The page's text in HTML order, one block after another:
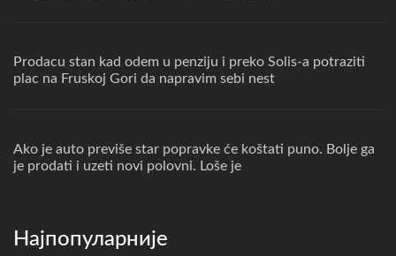
Prodacu stan kad odem u penziju i preko Solis-a potraziti
plac na Fruskoj Gori da napravim sebi nest
Ako je auto previše star popravke će koštati puno. Bolje ga
je prodati i uzeti novi polovni. Loše je
Најпопуларније